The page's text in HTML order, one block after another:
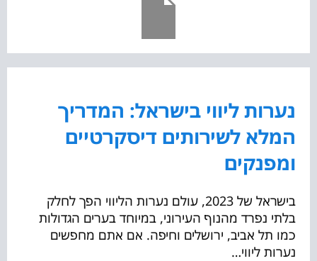
נערות ליווי בישראל: המדריך
המלא לשירותים דיסקרטיים
ומפנקים
בישראל של 2023, עולם נערות הליווי הפך לחלק
בלתי נפרד מהנוף העירוני, במיוחד בערים הגדולות
כמו תל אביב, ירושלים וחיפה. אם אתם מחפשים
נערות ליווי…